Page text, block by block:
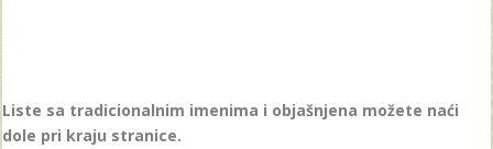
Liste sa tradicionalnim imenima i objašnjena možete naći
dole pri kraju stranice.